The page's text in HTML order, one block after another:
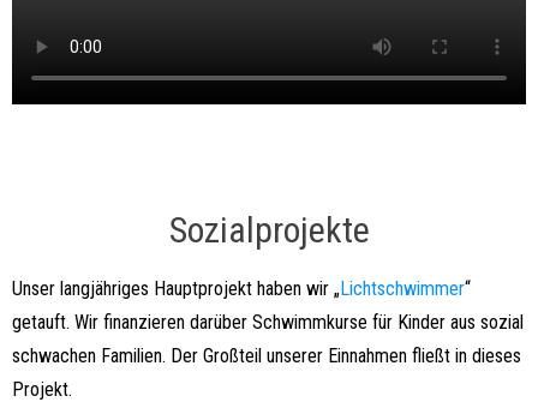
Sozialprojekte
Unser langjähriges Hauptprojekt haben wir „Lichtschwimmer“
getauft. Wir finanzieren darüber Schwimmkurse für Kinder aus sozial
schwachen Familien. Der Großteil unserer Einnahmen fließt in dieses
Projekt.